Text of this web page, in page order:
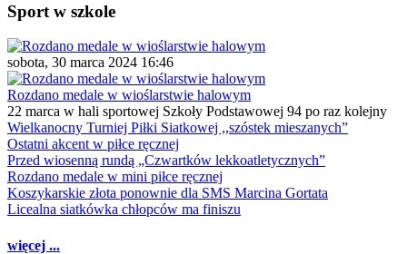
Sport w szkole
sobota, 30 marca 2024 16:46
Rozdano medale w wioślarstwie halowym
22 marca w hali sportowej Szkoły Podstawowej 94 po raz kolejny
Wielkanocny Turniej Piłki Siatkowej ,,szóstek mieszanych”
Ostatni akcent w piłce ręcznej
Przed wiosenną rundą „Czwartków lekkoatletycznych”
Rozdano medale w mini piłce ręcznej
Koszykarskie złota ponownie dla SMS Marcina Gortata
Licealna siatkówka chłopców ma finiszu
więcej ...